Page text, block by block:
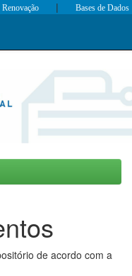
Renovação | Bases de Dados
de acordo com a